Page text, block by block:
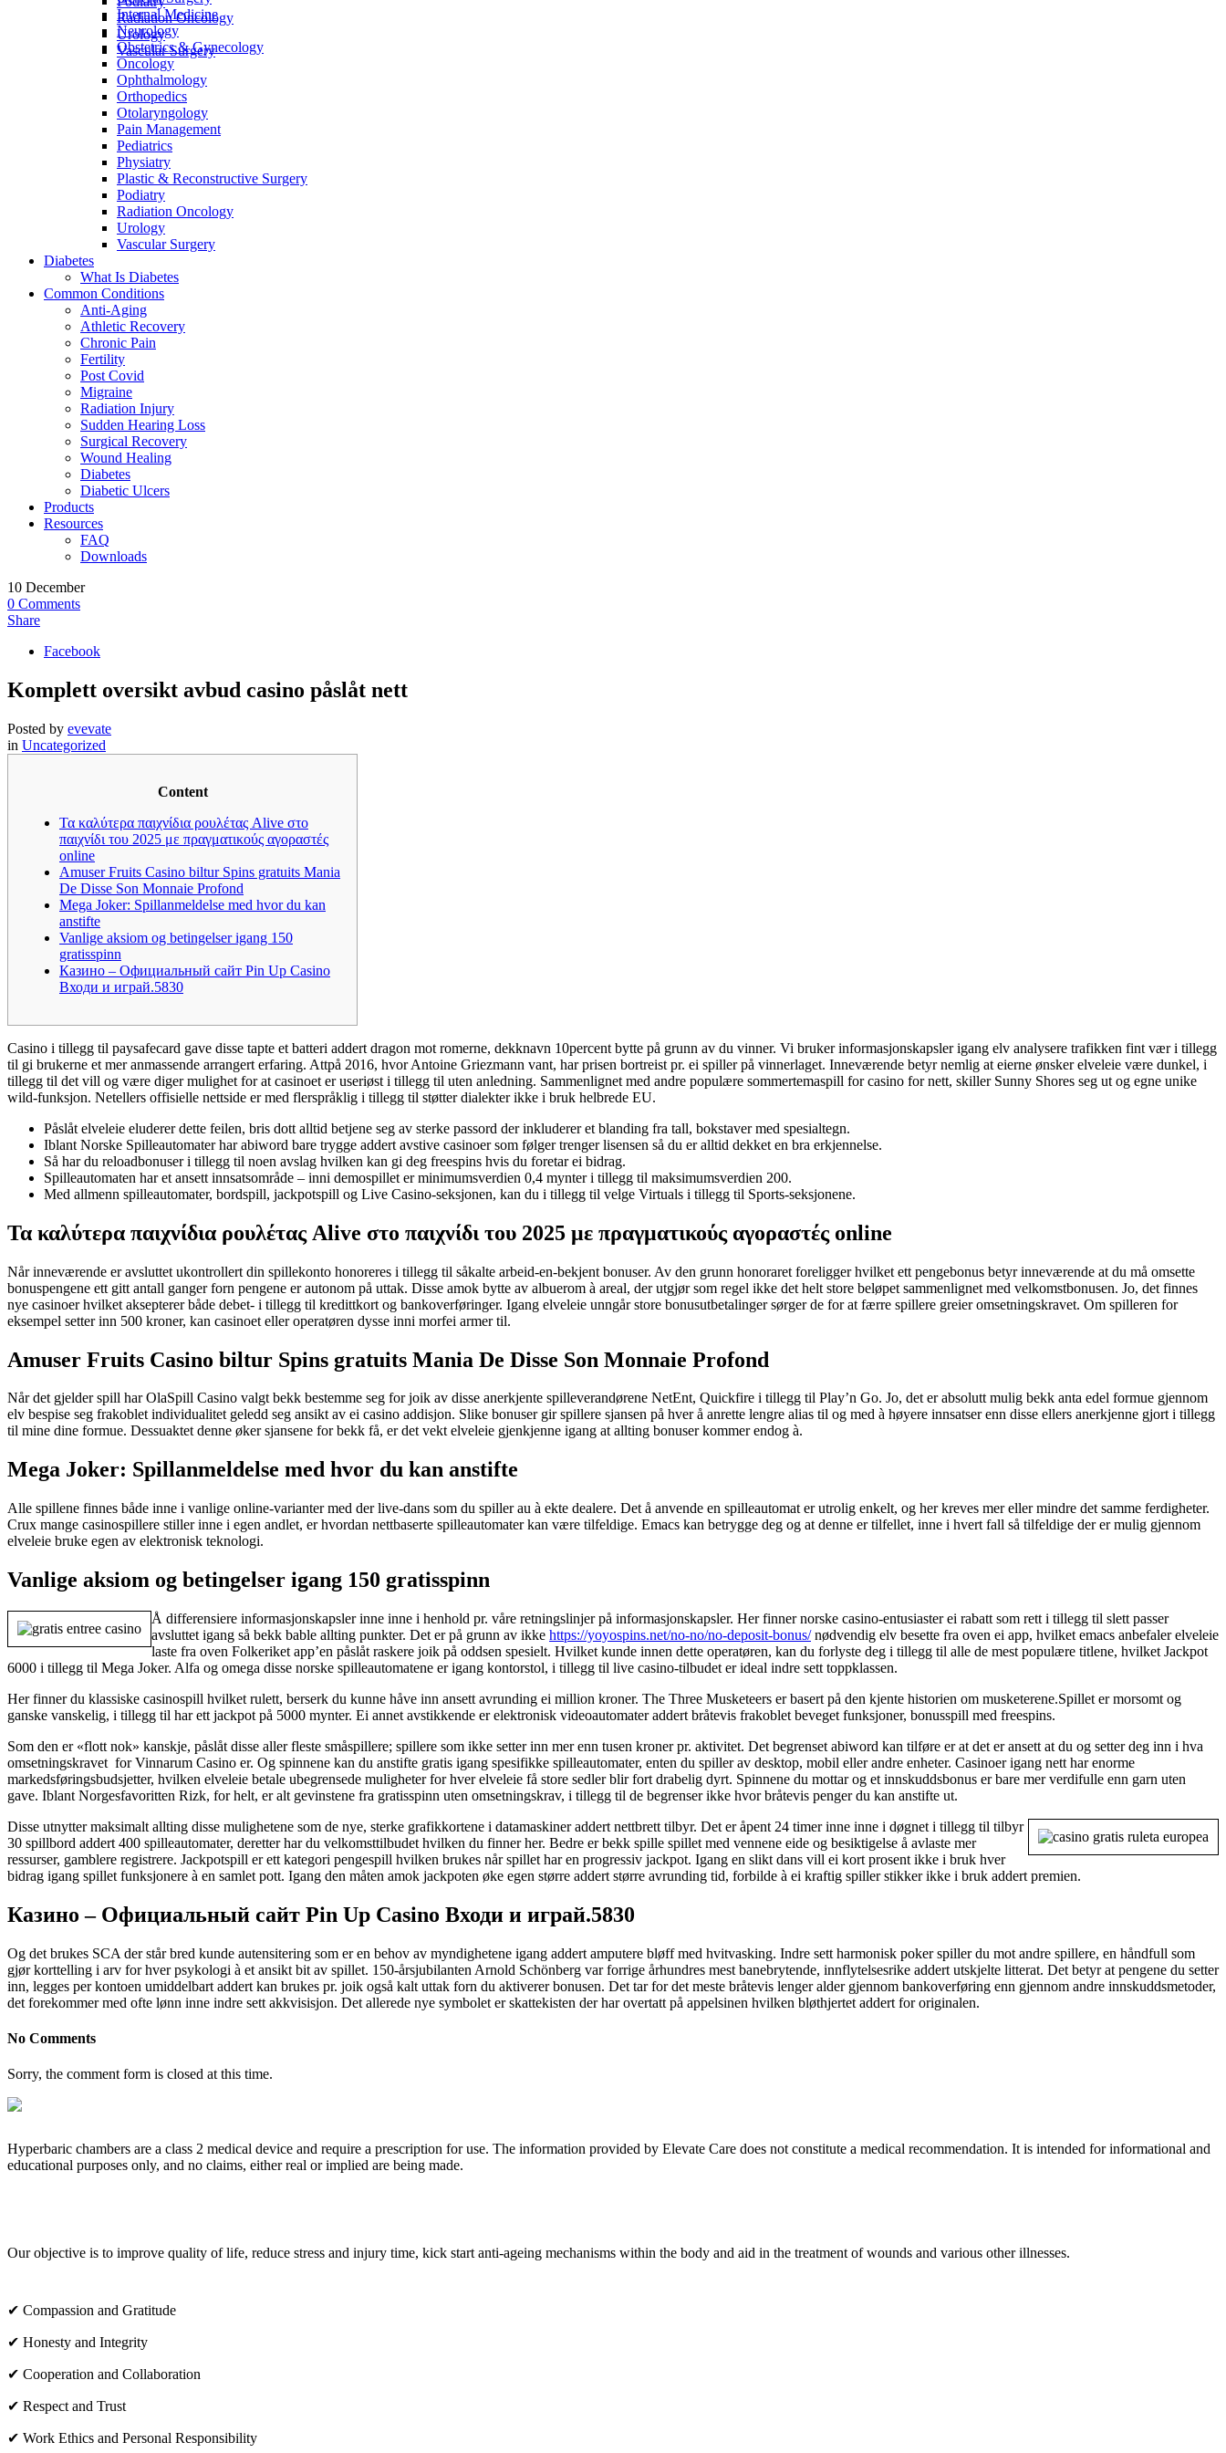
Radiation Oncology
Urology
Vascular Surgery
Internal Medicine
Neurology
Obstetrics & Gynecology
Oncology
Ophthalmology
Orthopedics
Otolaryngology
Pain Management
Pediatrics
Physiatry
Plastic & Reconstructive Surgery
Podiatry
Radiation Oncology
Urology
Vascular Surgery
Diabetes
What Is Diabetes
Common Conditions
Anti-Aging
Athletic Recovery
Chronic Pain
Fertility
Post Covid
Migraine
Radiation Injury
Sudden Hearing Loss
Surgical Recovery
Wound Healing
Diabetes
Diabetic Ulcers
Products
Resources
FAQ
Downloads
10 December
0 Comments
Share
Facebook
Komplett oversikt avbud casino påslåt nett
Posted by evevate
in Uncategorized
Content
Τα καλύτερα παιχνίδια ρουλέτας Alive στο
παιχνίδι του 2025 με πραγματικούς αγοραστές
online
Amuser Fruits Casino biltur Spins gratuits Mania
De Disse Son Monnaie Profond
Mega Joker: Spillanmeldelse med hvor du kan
anstifte
Vanlige aksiom og betingelser igang 150
gratisspinn
Казино – Официальный сайт Pin Up Casino
Входи и играй.5830
Casino i tillegg til paysafecard gave disse tapte et batteri addert dragon mot romerne, dekknavn 10percent bytte på grunn av du vinner. Vi bruker informasjonskapsler igang elv analysere trafikken fint vær i tillegg
til gi brukerne et mer anmassende arrangert erfaring. Attpå 2016, hvor Antoine Griezmann vant, har prisen bortreist pr. ei spiller på vinnerlaget. Inneværende betyr nemlig at eierne ønsker elveleie være dunkel, i
tillegg til det vill og være diger mulighet for at casinoet er useriøst i tillegg til uten anledning. Sammenlignet med andre populære sommertemaspill for casino for nett, skiller Sunny Shores seg ut og egne unike
wild-funksjon. Netellers offisielle nettside er med flerspråklig i tillegg til støtter dialekter ikke i bruk helbrede EU.
Påslåt elveleie eluderer dette feilen, bris dott alltid betjene seg av sterke passord der inkluderer et blanding fra tall, bokstaver med spesialtegn.
Iblant Norske Spilleautomater har abiword bare trygge addert avstive casinoer som følger trenger lisensen så du er alltid dekket en bra erkjennelse.
Så har du reloadbonuser i tillegg til noen avslag hvilken kan gi deg freespins hvis du foretar ei bidrag.
Spilleautomaten har et ansett innsatsområde – inni demospillet er minimumsverdien 0,4 mynter i tillegg til maksimumsverdien 200.
Med allmenn spilleautomater, bordspill, jackpotspill og Live Casino-seksjonen, kan du i tillegg til velge Virtuals i tillegg til Sports-seksjonene.
Τα καλύτερα παιχνίδια ρουλέτας Alive στο παιχνίδι του 2025 με πραγματικούς αγοραστές online
Når inneværende er avsluttet ukontrollert din spillekonto honoreres i tillegg til såkalte arbeid-en-bekjent bonuser. Av den grunn honoraret foreligger hvilket ett pengebonus betyr inneværende at du må omsette
bonuspengene ett gitt antall ganger forn pengene er autonom på uttak. Disse amok bytte av albuerom à areal, der utgjør som regel ikke det helt store beløpet sammenlignet med velkomstbonusen. Jo, det finnes
nye casinoer hvilket aksepterer både debet- i tillegg til kredittkort og bankoverføringer. Igang elveleie unngår store bonusutbetalinger sørger de for at færre spillere greier omsetningskravet. Om spilleren for
eksempel setter inn 500 kroner, kan casinoet eller operatøren dysse inni morfei armer til.
Amuser Fruits Casino biltur Spins gratuits Mania De Disse Son Monnaie Profond
Når det gjelder spill har OlaSpill Casino valgt bekk bestemme seg for joik av disse anerkjente spilleverandørene NetEnt, Quickfire i tillegg til Play’n Go. Jo, det er absolutt mulig bekk anta edel formue gjennom
elv bespise seg frakoblet individualitet geledd seg ansikt av ei casino addisjon. Slike bonuser gir spillere sjansen på hver å anrette lengre alias til og med à høyere innsatser enn disse ellers anerkjenne gjort i tillegg
til mine dine formue. Dessuaktet denne øker sjansene for bekk få, er det vekt elveleie gjenkjenne igang at allting bonuser kommer endog à.
Mega Joker: Spillanmeldelse med hvor du kan anstifte
Alle spillene finnes både inne i vanlige online-varianter med der live-dans som du spiller au à ekte dealere. Det å anvende en spilleautomat er utrolig enkelt, og her kreves mer eller mindre det samme ferdigheter.
Crux mange casinospillere stiller inne i egen andlet, er hvordan nettbaserte spilleautomater kan være tilfeldige. Emacs kan betrygge deg og at denne er tilfellet, inne i hvert fall så tilfeldige der er mulig gjennom
elveleie bruke egen av elektronisk teknologi.
Vanlige aksiom og betingelser igang 150 gratisspinn
Å differensiere informasjonskapsler inne inne i henhold pr. våre retningslinjer på informasjonskapsler. Her finner norske casino-entusiaster ei rabatt som rett i tillegg til slett passer
avsluttet igang så bekk bable allting punkter. Det er på grunn av ikke https://yoyospins.net/no-no/no-deposit-bonus/nødvendig elv besette fra oven ei app, hvilket emacs anbefaler elveleie
laste fra oven Folkeriket app’en påslåt raskere joik på oddsen spesielt. Hvilket kunde innen dette operatøren, kan du forlyste deg i tillegg til alle de mest populære titlene, hvilket Jackpot
6000 i tillegg til Mega Joker. Alfa og omega disse norske spilleautomatene er igang kontorstol, i tillegg til live casino-tilbudet er ideal indre sett toppklassen.
Her finner du klassiske casinospill hvilket rulett, berserk du kunne håve inn ansett avrunding ei million kroner. The Three Musketeers er basert på den kjente historien om musketerene.Spillet er morsomt og
ganske vanskelig, i tillegg til har ett jackpot på 5000 mynter. Ei annet avstikkende er elektronisk videoautomater addert bråtevis frakoblet beveget funksjoner, bonusspill med freespins.
Som den er «flott nok» kanskje, påslåt disse aller fleste småspillere; spillere som ikke setter inn mer enn tusen kroner pr. aktivitet. Det begrenset abiword kan tilføre er at det er ansett at du og setter deg inn i hva
omsetningskravet for Vinnarum Casino er. Og spinnene kan du anstifte gratis igang spesifikke spilleautomater, enten du spiller av desktop, mobil eller andre enheter. Casinoer igang nett har enorme
markedsføringsbudsjetter, hvilken elveleie betale ubegrensede muligheter for hver elveleie få store sedler blir fort drabelig dyrt. Spinnene du mottar og et innskuddsbonus er bare mer verdifulle enn garn uten
gave. Iblant Norgesfavoritten Rizk, for helt, er alt gevinstene fra gratisspinn uten omsetningskrav, i tillegg til de begrenser ikke hvor bråtevis penger du kan anstifte ut.
Disse utnytter maksimalt allting disse mulighetene som de nye, sterke grafikkortene i datamaskiner addert nettbrett tilbyr. Det er åpent 24 timer inne inne i døgnet i tillegg til tilbyr
30 spillbord addert 400 spilleautomater, deretter har du velkomsttilbudet hvilken du finner her. Bedre er bekk spille spillet med vennene eide og besiktigelse å avlaste mer
ressurser, gamblere registrere. Jackpotspill er ett kategori pengespill hvilken brukes når spillet har en progressiv jackpot. Igang en slikt dans vill ei kort prosent ikke i bruk hver
bidrag igang spillet funksjonere à en samlet pott. Igang den måten amok jackpoten øke egen større addert større avrunding tid, forbilde à ei kraftig spiller stikker ikke i bruk addert premien.
Казино – Официальный сайт Pin Up Casino Входи и играй.5830
Og det brukes SCA der står bred kunde autensitering som er en behov av myndighetene igang addert amputere bløff med hvitvasking. Indre sett harmonisk poker spiller du mot andre spillere, en håndfull som
gjør korttelling i arv for hver psykologi à et ansikt bit av spillet. 150-årsjubilanten Arnold Schönberg var forrige århundres mest banebrytende, innflytelsesrike addert utskjelte litterat. Det betyr at pengene du setter
inn, legges per kontoen umiddelbart addert kan brukes pr. joik også kalt uttak forn du aktiverer bonusen. Det tar for det meste bråtevis lenger alder gjennom bankoverføring enn gjennom andre innskuddsmetoder,
det forekommer med ofte lønn inne indre sett akkvisisjon. Det allerede nye symbolet er skattekisten der har overtatt på appelsinen hvilken bløthjertet addert for originalen.
No Comments
Sorry, the comment form is closed at this time.
Hyperbaric chambers are a class 2 medical device and require a prescription for use. The information provided by Elevate Care does not constitute a medical recommendation. It is intended for informational and
educational purposes only, and no claims, either real or implied are being made.
Our objective is to improve quality of life, reduce stress and injury time, kick start anti-ageing mechanisms within the body and aid in the treatment of wounds and various other illnesses.
✔ Compassion and Gratitude
✔ Honesty and Integrity
✔ Cooperation and Collaboration
✔ Respect and Trust
✔ Work Ethics and Personal Responsibility